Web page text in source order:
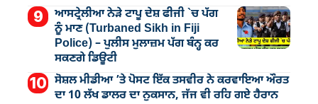
ਆਸਟ੍ਰੇਲੀਆ ਨੇੜੇ ਟਾਪੂ ਦੇਸ਼ ਫੀਜੀ `ਚ ਪੱਗ
ਨੂੰ ਮਾਣ (Turbaned Sikh in Fiji
Police) – ਪੁਲੀਸ ਮੁਲਾਜ਼ਮ ਪੱਗ ਬੰਨ੍ਹ ਕਰ
ਸਕਣਗੇ ਡਿਊਟੀ
ਸੋਸ਼ਲ ਮੀਡੀਆ ’ਤੇ ਪੋਸਟ ਇੱਕ ਤਸਵੀਰ ਨੇ ਕਰਵਾਇਆ ਔਰਤ
ਦਾ 10 ਲੱਖ ਡਾਲਰ ਦਾ ਨੁਕਸਾਨ, ਜੱਜ ਵੀ ਰਹਿ ਗਏ ਹੈਰਾਨ